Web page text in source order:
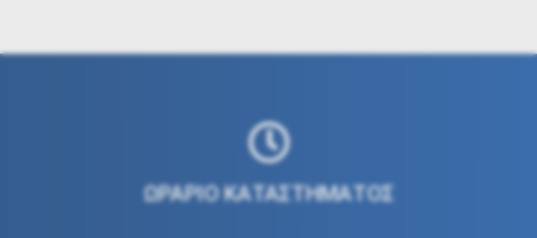
ΩΡΑΡΙΟ ΚΑΤΑΣΤΗΜΑΤΟΣ